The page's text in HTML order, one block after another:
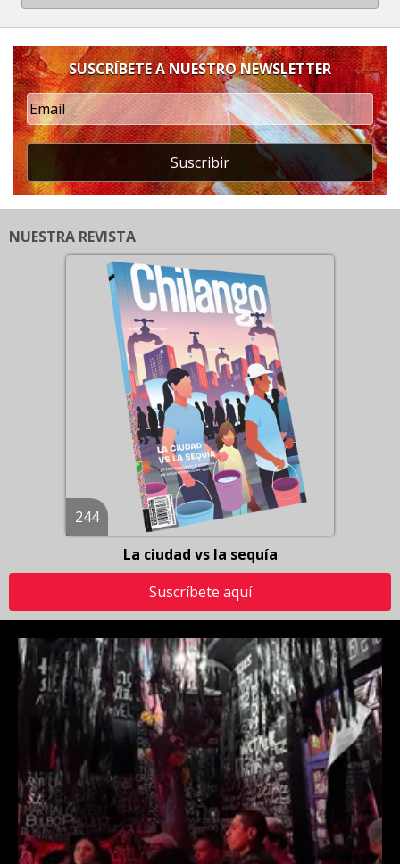
SUSCRÍBETE A NUESTRO NEWSLETTER
Suscribir
NUESTRA REVISTA
244
La ciudad vs la sequía
Suscríbete aquí